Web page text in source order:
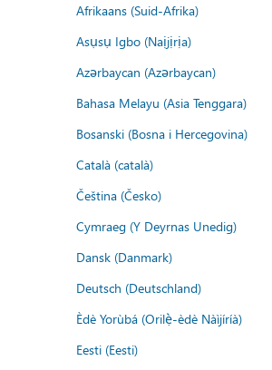
Afrikaans (Suid-Afrika)
Asụsụ Igbo (Naịjịrịa)
Azərbaycan (Azərbaycan)
Bahasa Melayu (Asia Tenggara)
Bosanski (Bosna i Hercegovina)
Català (català)
Čeština (Česko)
Cymraeg (Y Deyrnas Unedig)
Dansk (Danmark)
Deutsch (Deutschland)
Èdè Yorùbá (Orilẹ̀-èdè Nàìjíríà)
Eesti (Eesti)